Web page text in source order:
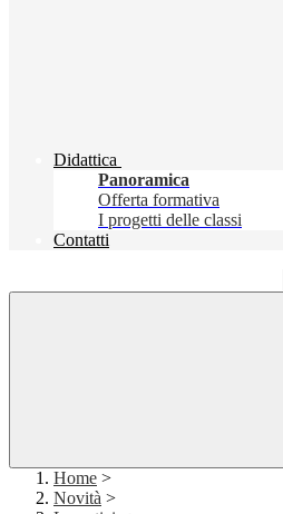
Didattica
Panoramica
Offerta formativa
I progetti delle classi
Contatti
Home >
Novità >